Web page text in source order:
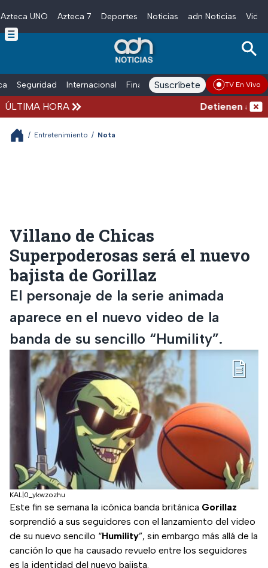
Skip to main content
Azteca UNO Azteca 7 Deportes Noticias adn Noticias
Seguridad Internacional Finanzas adn Noticias Radio
Suscríbete TV En Vivo
ÚLTIMA HORA Detienen al
/ Entretenimiento / Nota
Villano de Chicas
Superpoderosas será el nuevo
bajista de Gorillaz
El personaje de la serie animada
aparece en el nuevo video de la
banda de su sencillo “Humility”.
KAL|0_ykwzozhu
Este fin se semana la icónica banda británica Gorillaz
sorprendió a sus seguidores con el lanzamiento del video
de su nuevo sencillo “Humility”, sin embargo más allá de la
canción lo que ha causado revuelo entre los seguidores
es la identidad del nuevo bajista.